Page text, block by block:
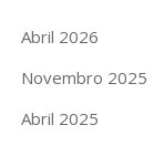
Abril 2026
Novembro 2025
Abril 2025